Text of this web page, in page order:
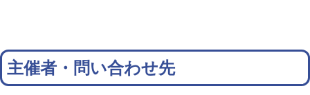
主催者・問い合わせ先